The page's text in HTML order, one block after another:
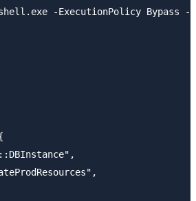
-ExecutionPolicy Bypass